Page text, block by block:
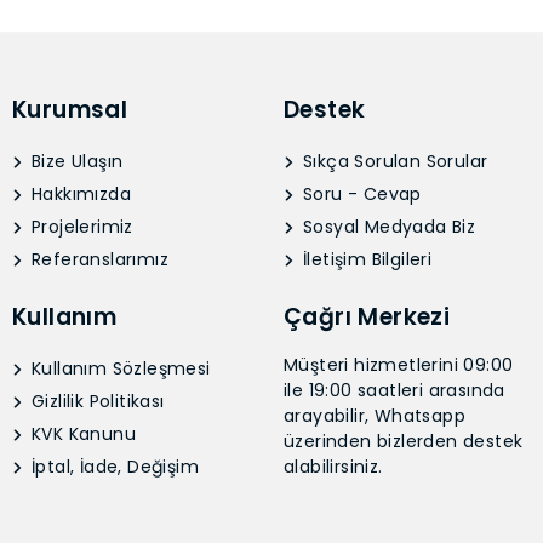
Kurumsal
Bize Ulaşın
Hakkımızda
Projelerimiz
Referanslarımız
Destek
Sıkça Sorulan Sorular
Soru - Cevap
Sosyal Medyada Biz
İletişim Bilgileri
Kullanım
Kullanım Sözleşmesi
Gizlilik Politikası
KVK Kanunu
İptal, İade, Değişim
Çağrı Merkezi
Müşteri hizmetlerini 09:00
ile 19:00 saatleri arasında
arayabilir, Whatsapp
üzerinden bizlerden destek
alabilirsiniz.